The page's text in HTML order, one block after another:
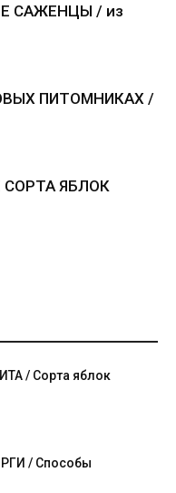
САЖЕНЦЫ / из
ПИТОМНИКАХ /
ЯБЛОК
/ Сорта яблок
/ Способы